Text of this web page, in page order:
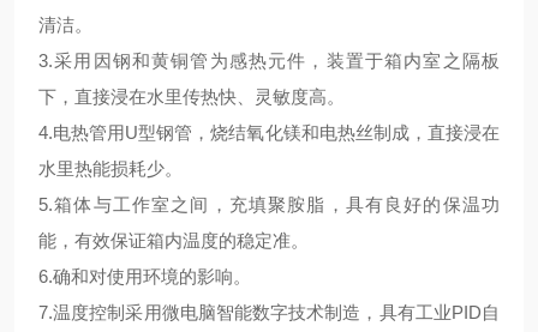
清洁。
3.采用因钢和黄铜管为感热元件，装置于箱内室之隔板
下，直接浸在水里传热快、灵敏度高。
4.电热管用U型钢管，烧结氧化镁和电热丝制成，直接浸在
水里热能损耗少。
5.箱体与工作室之间，充填聚胺脂，具有良好的保温功
能，有效保证箱内温度的稳定准。
6.确和对使用环境的影响。
7.温度控制采用微电脑智能数字技术制造，具有工业PID自